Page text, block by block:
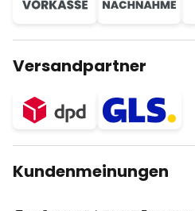
Versandpartner
Kundenmeinungen